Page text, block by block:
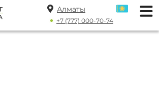
Алматы
+7 (777) 000-70-74